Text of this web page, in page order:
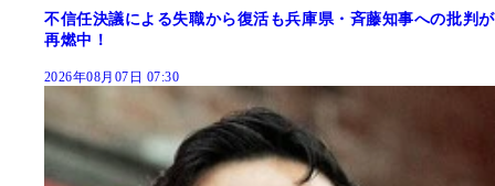
不信任決議による失職から復活も兵庫県・斉藤知事への批判が
再燃中！
2026年08月07日 07:30